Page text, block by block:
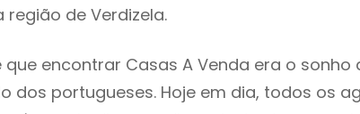
de Verdizela.
encontrar Casas A Venda era o sonho
dos portugueses. Hoje em dia, todos os